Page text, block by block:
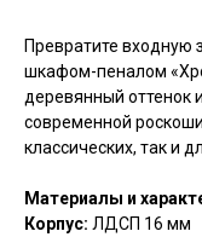
Превратите входную
шкафом-пеналом
деревянный оттенок
современной
классических, так и
Материалы и
Корпус: ЛДСП 16 мм